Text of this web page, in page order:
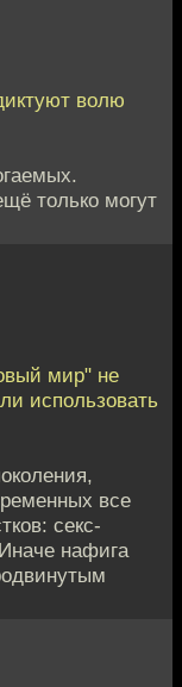
волю
только могут
мир" не
использовать
все
секс-
нафига